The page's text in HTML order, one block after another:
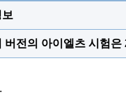
버전의 아이엘츠 시험